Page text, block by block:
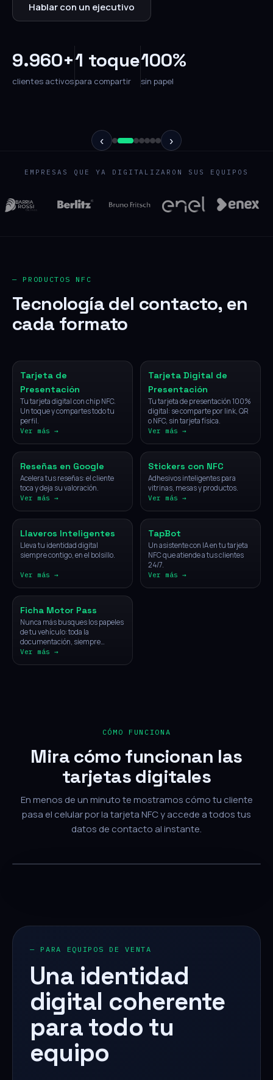
Hablar con un ejecutivo
9.960+
clientes activos
1 toque
para compartir
100%
sin papel
‹ ›
EMPRESAS QUE YA DIGITALIZARON SUS EQUIPOS
— PRODUCTOS NFC
Tecnología del contacto, en
cada formato
Tarjeta de
Presentación
Tu tarjeta digital con chip NFC.
Un toque y compartes todo tu
perfil.
Ver más →
Tarjeta Digital de
Presentación
Tu tarjeta de presentación 100%
digital: se comparte por link, QR
o NFC, sin tarjeta física.
Ver más →
NFC
Reseñas en Google
Acelera tus reseñas: el cliente
toca y deja su valoración.
Ver más →
NFC
Stickers con NFC
Adhesivos inteligentes para
vitrinas, mesas y productos.
Ver más →
NFC
Llaveros Inteligentes
Lleva tu identidad digital
siempre contigo, en el bolsillo.
Ver más →
IA
TapBot
Un asistente con IA en tu tarjeta
NFC que atiende a tus clientes
24/7.
Ver más →
Vehículos
Ficha Motor Pass
Nunca más busques los papeles
de tu vehículo: toda la
documentación, siempre
disponible con un solo toque.
Ver más →
CÓMO FUNCIONA
Mira cómo funcionan las
tarjetas digitales
En menos de un minuto te mostramos cómo tu cliente
pasa el celular por la tarjeta NFC y accede a todos tus
datos de contacto al instante.
— PARA EQUIPOS DE VENTA
Una identidad
digital coherente
para todo tu
equipo